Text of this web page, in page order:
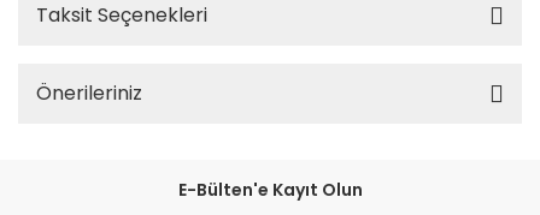
Taksit Seçenekleri
Önerileriniz
E-Bülten'e Kayıt Olun